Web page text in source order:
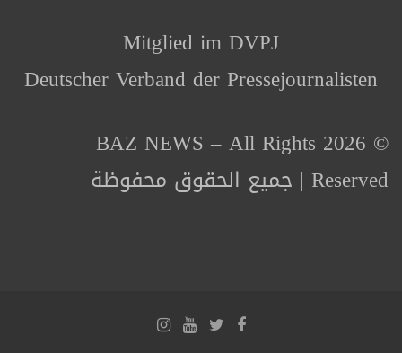
Mitglied im DVPJ
Deutscher Verband der Pressejournalisten
© 2026 BAZ NEWS – All Rights
Reserved | جميع الحقوق محفوظة